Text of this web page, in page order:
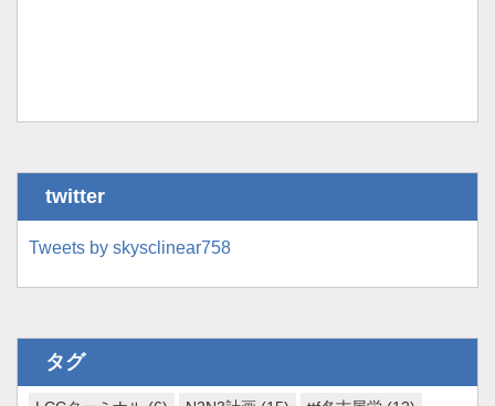
twitter
Tweets by skysclinear758
タグ